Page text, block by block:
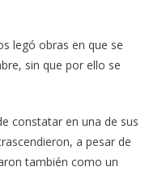
legó obras en que se
sin que por ello se
constatar en una de sus
a pesar de
también como un